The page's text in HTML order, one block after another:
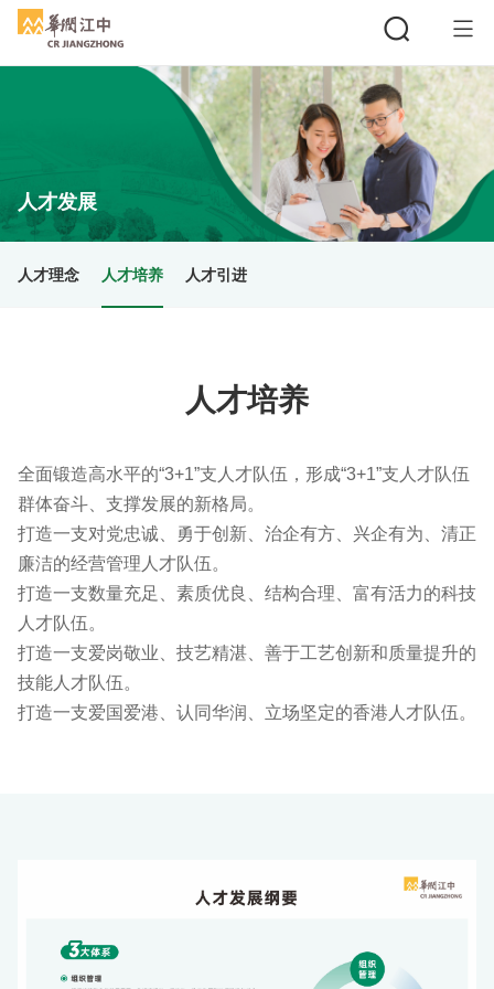
搜索
人才发展
人才理念 人才培养 人才引进
人才培养
全面锻造高水平的“3+1”支人才队伍，形成“3+1”支人才队伍
群体奋斗、支撑发展的新格局。
打造一支对党忠诚、勇于创新、治企有方、兴企有为、清正
廉洁的经营管理人才队伍。
打造一支数量充足、素质优良、结构合理、富有活力的科技
人才队伍。
打造一支爱岗敬业、技艺精湛、善于工艺创新和质量提升的
技能人才队伍。
打造一支爱国爱港、认同华润、立场坚定的香港人才队伍。